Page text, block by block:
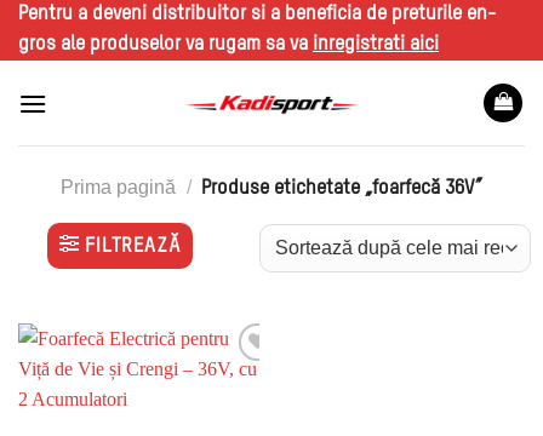
SkipPentru a deveni distribuitor si a beneficia de preturile en-
gros ale produselor va rugam sa va inregistrati aici
Prima pagină / Produse etichetate „foarfecă 36V”
FILTREAZĂ